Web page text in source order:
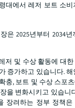
대에서 레저 보트 소
은 2025년부터 2034
저 및 수상 활동에 대
증가하고 있습니다.
충, 보트 및 수상 스포
을 변화시키고 있습니
장려하는 정부 정책은